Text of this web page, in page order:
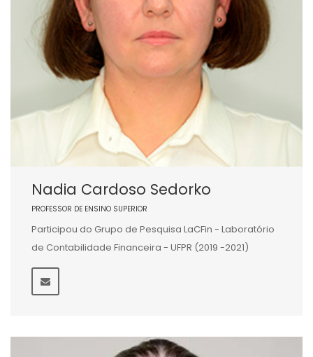
Nadia Cardoso Sedorko
PROFESSOR DE ENSINO SUPERIOR
Participou do Grupo de Pesquisa LaCFin - Laboratório
de Contabilidade Financeira - UFPR (2019 -2021)